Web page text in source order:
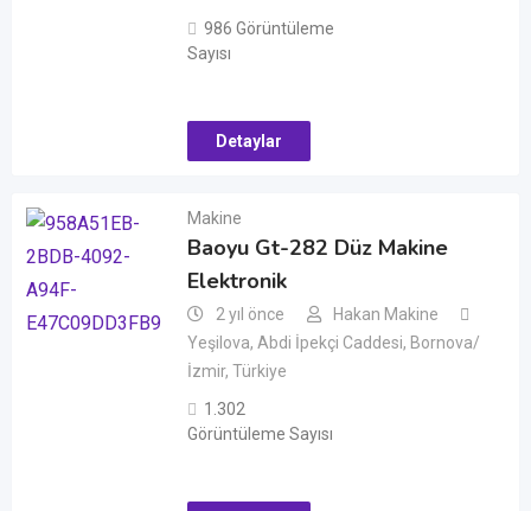
986 Görüntüleme
Sayısı
Detaylar
Makine
Baoyu Gt-282 Düz Makine
Elektronik
2 yıl önce
Hakan Makine
Yeşilova, Abdi İpekçi Caddesi, Bornova/
İzmir, Türkiye
1.302
Görüntüleme Sayısı